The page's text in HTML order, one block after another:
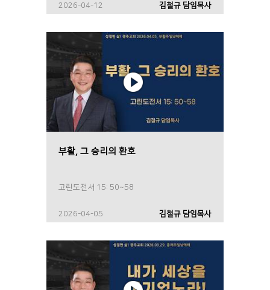
2026-04-12 김철규 담임목사
부활, 그 승리의 환호
고린도전서 15: 50~58
2026-04-05 김철규 담임목사